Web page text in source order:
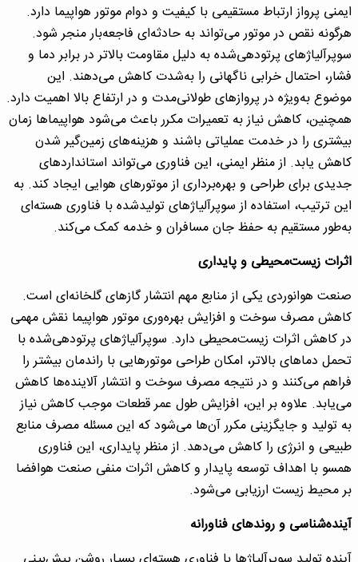
ایمنی پرواز ارتباط مستقیمی با کیفیت و دوام موتور هواپیما دارد.
هرگونه نقص در موتور می‌تواند به حادثه‌ای فاجعه‌بار منجر شود.
سوپرآلیاژهای پرتودهی‌شده به دلیل مقاومت بالاتر در برابر دما و
فشار، احتمال خرابی ناگهانی را به‌شدت کاهش می‌دهند. این
موضوع به‌ویژه در پروازهای طولانی‌مدت و در ارتفاع بالا اهمیت دارد.
همچنین، کاهش نیاز به تعمیرات مکرر باعث می‌شود هواپیماها زمان
بیشتری را در خدمت عملیاتی باشند و هزینه‌های زمین‌گیر شدن
کاهش یابد. از منظر ایمنی، این فناوری می‌تواند استانداردهای
جدیدی برای طراحی و بهره‌برداری از موتورهای هوایی ایجاد کند. به
این ترتیب، استفاده از سوپرآلیاژهای تولیدشده با فناوری هسته‌ای
به‌طور مستقیم به حفظ جان مسافران و خدمه کمک می‌کند.
اثرات زیست‌محیطی و پایداری
صنعت هوانوردی یکی از منابع مهم انتشار گازهای گلخانه‌ای است.
کاهش مصرف سوخت و افزایش بهره‌وری موتور هواپیما نقش مهمی
در کاهش اثرات زیست‌محیطی دارد. سوپرآلیاژهای پرتودهی‌شده با
تحمل دماهای بالاتر، امکان طراحی موتورهایی با راندمان بیشتر را
فراهم می‌کنند و در نتیجه مصرف سوخت و انتشار آلاینده‌ها کاهش
می‌یابد. علاوه بر این، افزایش طول عمر قطعات موجب کاهش نیاز
به تولید و جایگزینی مکرر آن‌ها می‌شود که این مسئله مصرف منابع
طبیعی و انرژی را کاهش می‌دهد. از منظر پایداری، این فناوری
همسو با اهداف توسعه پایدار و کاهش اثرات منفی صنعت هوافضا
بر محیط زیست ارزیابی می‌شود.
آینده‌شناسی و روندهای فناورانه